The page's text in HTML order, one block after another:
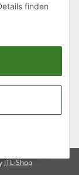
JTL-Shop
finden